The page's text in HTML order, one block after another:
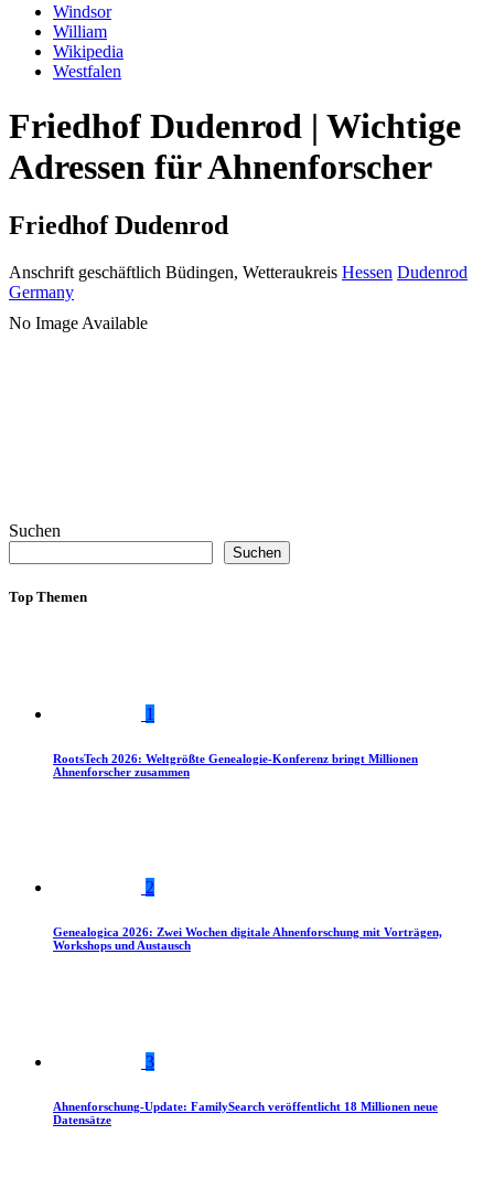
Windsor
William
Wikipedia
Westfalen
Friedhof Dudenrod | Wichtige
Adressen für Ahnenforscher
Friedhof Dudenrod
Anschrift geschäftlich Büdingen, Wetteraukreis Hessen Dudenrod
Germany
No Image Available
Suchen
Suchen
Top Themen
1
RootsTech 2026: Weltgrößte Genealogie-Konferenz bringt Millionen
Ahnenforscher zusammen
2
Genealogica 2026: Zwei Wochen digitale Ahnenforschung mit Vorträgen,
Workshops und Austausch
3
Ahnenforschung-Update: FamilySearch veröffentlicht 18 Millionen neue
Datensätze